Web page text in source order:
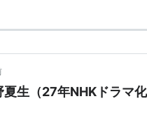
あがった作品はモデルを
評される作品である。
けではないが、いくつも
れもない谷崎の美の世界
（参照「読書への招待」旺
夏生（27年NHKドラマ